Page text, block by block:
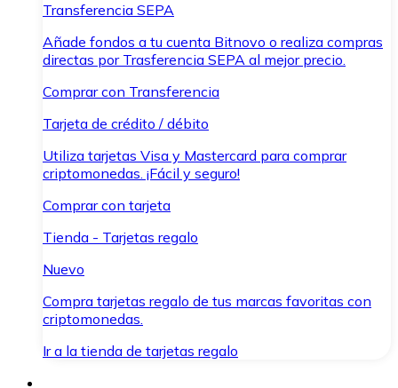
Transferencia SEPA
Añade fondos a tu cuenta Bitnovo o realiza compras
directas por Trasferencia SEPA al mejor precio.
Comprar con Transferencia
Tarjeta de crédito / débito
Utiliza tarjetas Visa y Mastercard para comprar
criptomonedas. ¡Fácil y seguro!
Comprar con tarjeta
Tienda - Tarjetas regalo
Nuevo
Compra tarjetas regalo de tus marcas favoritas con
criptomonedas.
Ir a la tienda de tarjetas regalo